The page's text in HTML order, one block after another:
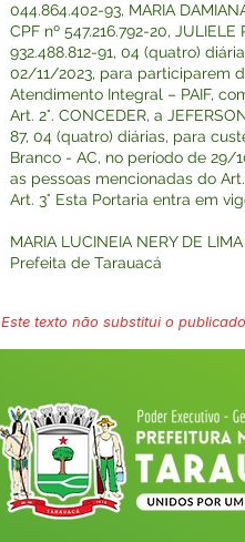
044.864.402-93, MARIA
CPF nº 547.216.792-20, JULIELE
932.488.812-91, 04 (quatro)
02/11/2023, para participarem
Atendimento Integral – PAIF,
Art. 2°. CONCEDER, a
87, 04 (quatro) diárias, para
Branco - AC, no período de 29/
as pessoas mencionadas do
Art. 3° Esta Portaria entra em
MARIA LUCINEIA NERY DE
Prefeita de Tarauacá
Este texto não substitui o